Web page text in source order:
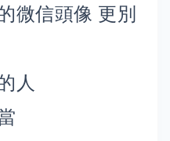
微信頭像 更別
人